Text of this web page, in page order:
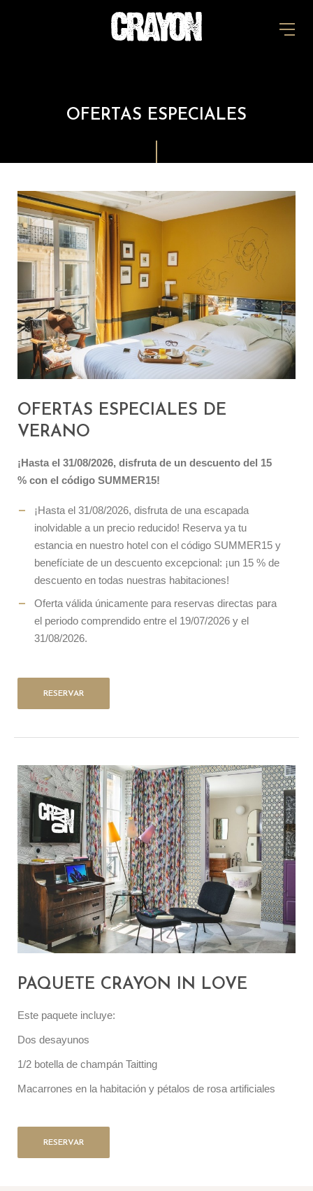
OFERTAS ESPECIALES
OFERTAS ESPECIALES DE
VERANO
¡Hasta el 31/08/2026, disfruta de un descuento del 15
% con el código SUMMER15!‍
¡Hasta el 31/08/2026, disfruta de una escapada
inolvidable a un precio reducido! Reserva ya tu
estancia en nuestro hotel con el código SUMMER15 y
benefíciate de un descuento excepcional: ¡un 15 % de
descuento en todas nuestras habitaciones!
Oferta válida únicamente para reservas directas para
el periodo comprendido entre el 19/07/2026 y el
31/08/2026.
RESERVAR
PAQUETE CRAYON IN LOVE
Este paquete incluye:
Dos desayunos
1/2 botella de champán Taitting
Macarrones en la habitación y pétalos de rosa artificiales
RESERVAR